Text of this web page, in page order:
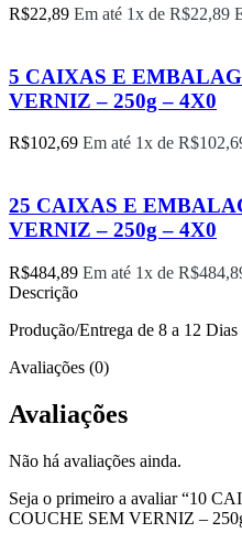
R$22,89 Em até 1x de R$22,89
5 CAIXAS E
VERNIZ – 250g – 4X0
R$102,69 Em até 1x de R$
25 CAIXAS E
VERNIZ – 250g – 4X0
R$484,89 Em até 1x de R$
Descrição
Produção/Entrega de 8 a 12
Avaliações (0)
Avaliações
Não há avaliações ainda.
Seja o primeiro a avaliar “10
COUCHE SEM VERNIZ –